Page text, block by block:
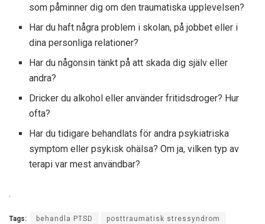
som påminner dig om den traumatiska upplevelsen?
Har du haft några problem i skolan, på jobbet eller i
dina personliga relationer?
Har du någonsin tänkt på att skada dig själv eller
andra?
Dricker du alkohol eller använder fritidsdroger? Hur
ofta?
Har du tidigare behandlats för andra psykiatriska
symptom eller psykisk ohälsa? Om ja, vilken typ av
terapi var mest användbar?
.
Tags: behandla PTSD posttraumatisk stressyndrom